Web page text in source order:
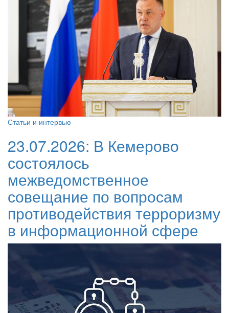
Статьи и интервью
23.07.2026: В Кемерово
состоялось
межведомственное
совещание по вопросам
противодействия терроризму
в информационной сфере